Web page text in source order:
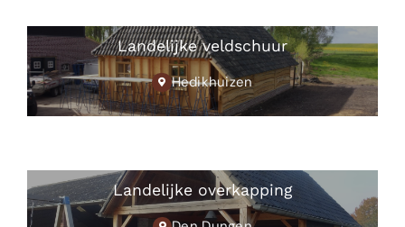
Landelijke veldschuur
Hedikhuizen
Landelijke overkapping